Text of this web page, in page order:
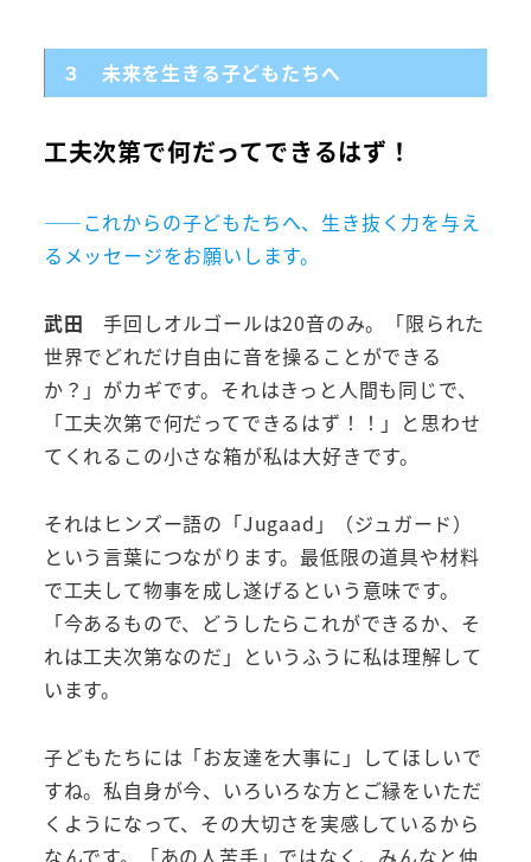
３ 未来を生きる子どもたちへ
工夫次第で何だってできるはず！
――これからの子どもたちへ、生き抜く力を与え
るメッセージをお願いします。
武田手回しオルゴールは20音のみ。「限られた
世界でどれだけ自由に音を操ることができる
か？」がカギです。それはきっと人間も同じで、
「工夫次第で何だってできるはず！！」と思わせ
てくれるこの小さな箱が私は大好きです。
それはヒンズー語の「Jugaad」（ジュガード）
という言葉につながります。最低限の道具や材料
で工夫して物事を成し遂げるという意味です。
「今あるもので、どうしたらこれができるか、そ
れは工夫次第なのだ」というふうに私は理解して
います。
子どもたちには「お友達を大事に」してほしいで
すね。私自身が今、いろいろな方とご縁をいただ
くようになって、その大切さを実感しているから
なんです。「あの人苦手」ではなく、みんなと仲